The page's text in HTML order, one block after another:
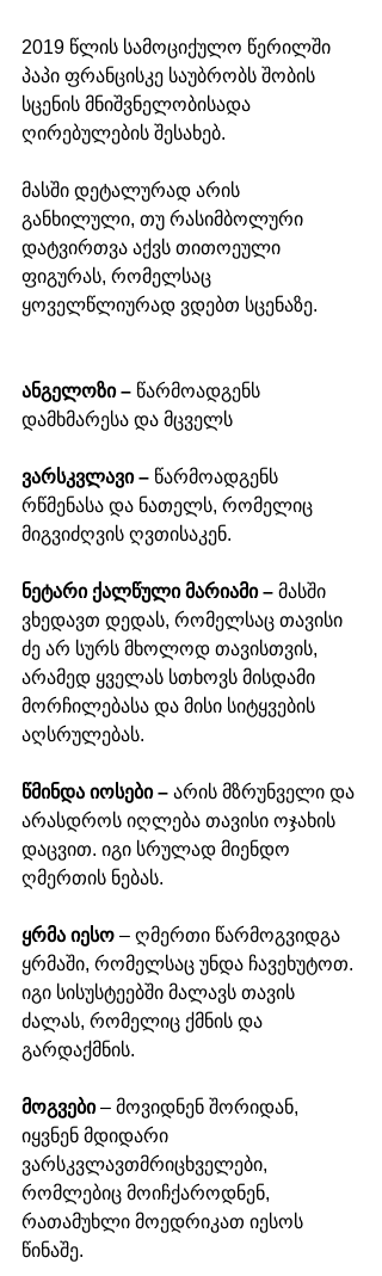
2019 წლის სამოციქულო წერილში
პაპი ფრანცისკე საუბრობს შობის
სცენის მნიშვნელობისადა
ღირებულების შესახებ.
მასში დეტალურად არის
განხილული, თუ რასიმბოლური
დატვირთვა აქვს თითოეული
ფიგურას, რომელსაც
ყოველწლიურად ვდებთ სცენაზე.
ანგელოზი – წარმოადგენს
დამხმარესა და მცველს
ვარსკვლავი – წარმოადგენს
რწმენასა და ნათელს, რომელიც
მიგვიძღვის ღვთისაკენ.
ნეტარი ქალწული მარიამი – მასში
ვხედავთ დედას, რომელსაც თავისი
ძე არ სურს მხოლოდ თავისთვის,
არამედ ყველას სთხოვს მისდამი
მორჩილებასა და მისი სიტყვების
აღსრულებას.
წმინდა იოსები – არის მზრუნველი და
არასდროს იღლება თავისი ოჯახის
დაცვით. იგი სრულად მიენდო
ღმერთის ნებას.
ყრმა იესო – ღმერთი წარმოგვიდგა
ყრმაში, რომელსაც უნდა ჩავეხუტოთ.
იგი სისუსტეებში მალავს თავის
ძალას, რომელიც ქმნის და
გარდაქმნის.
მოგვები – მოვიდნენ შორიდან,
იყვნენ მდიდარი
ვარსკვლავთმრიცხველები,
რომლებიც მოიჩქაროდნენ,
რათამუხლი მოედრიკათ იესოს
წინაშე.